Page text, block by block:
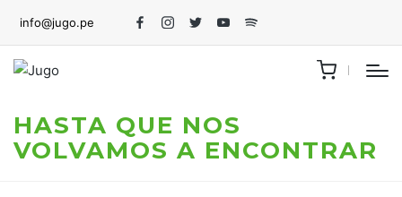
info@jugo.pe
FacebookInstagram
TwitterYoutubeSpotify
HASTA QUE NOS
VOLVAMOS A ENCONTRAR